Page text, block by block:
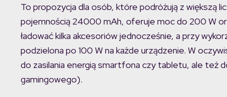
To propozycja dla osób, które podróżują z większą
pojemnością 24000 mAh, oferuje moc do 200 W
ładować kilka akcesoriów jednocześnie, a przy
podzielona po 100 W na każde urządzenie. W
do zasilania energią smartfona czy tabletu, ale też
gamingowego).